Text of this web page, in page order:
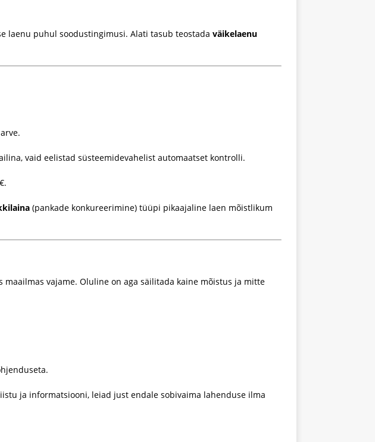
laenu puhul soodustingimusi. Alati tasub teostada väikelaenu
vaid eelistad süsteemidevahelist automaatset kontrolli.
(pankade konkureerimine) tüüpi pikaajaline laen mõistlikum
vajame. Oluline on aga säilitada kaine mõistus ja mitte
ja informatsiooni, leiad just endale sobivaima lahenduse ilma